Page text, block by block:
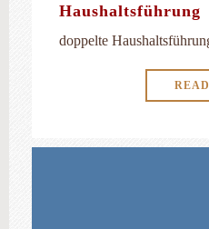
Haushaltsführung
doppelte